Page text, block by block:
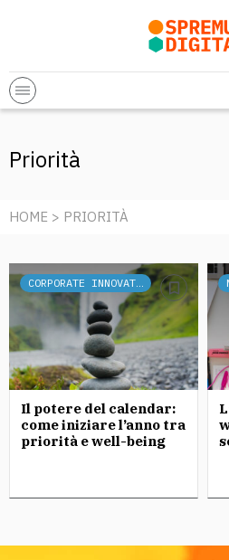
Priorità
HOME > PRIORITÀ
CORPORATE INNOVATION
Il potere del calendar:
come iniziare l’anno tra
priorità e well-being